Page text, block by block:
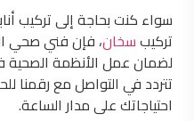
سواء كنت بحاجة إلى تركيب
تركيبسخان، فإن فني صحي
لضمان عمل الأنظمة الصحية
تتردد في التواصل مع رقمنا
احتياجاتك على مدار الساعة.